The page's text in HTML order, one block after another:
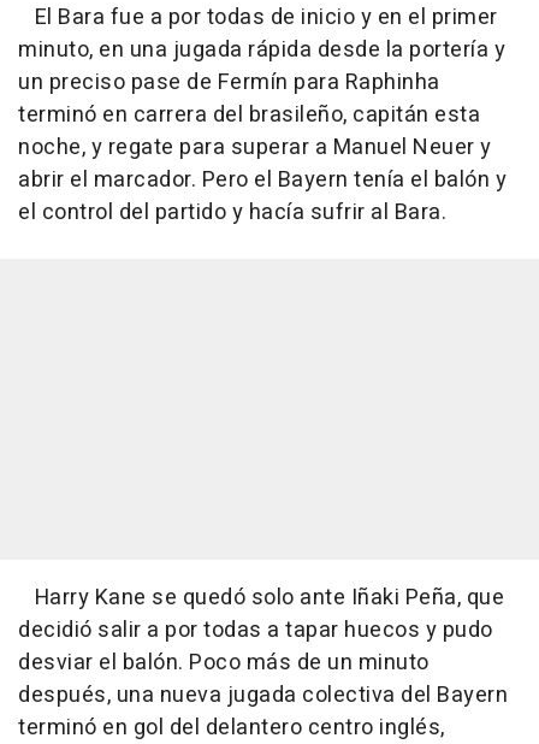
El Bara fue a por todas de inicio y en el primer
minuto, en una jugada rápida desde la portería y
un preciso pase de Fermín para Raphinha
terminó en carrera del brasileño, capitán esta
noche, y regate para superar a Manuel Neuer y
abrir el marcador. Pero el Bayern tenía el balón y
el control del partido y hacía sufrir al Bara.
Harry Kane se quedó solo ante Iñaki Peña, que
decidió salir a por todas a tapar huecos y pudo
desviar el balón. Poco más de un minuto
después, una nueva jugada colectiva del Bayern
terminó en gol del delantero centro inglés,